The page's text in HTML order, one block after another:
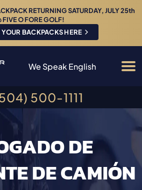
RETURNING SATURDAY, JULY 25th
FIVE O FORE GOLF!
YOUR BACKPACKS HERE
We Speak English
500-1111
DE
DE CAMIÓN